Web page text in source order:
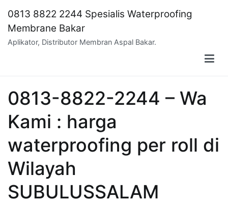
content
0813 8822 2244 Spesialis Waterproofing
Membrane Bakar
Aplikator, Distributor Membran Aspal Bakar.
0813-8822-2244 – Wa
Kami : harga
waterproofing per roll di
Wilayah
SUBULUSSALAM